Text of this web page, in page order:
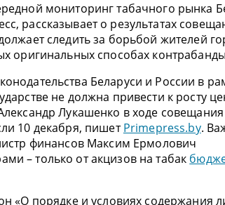
мониторинг табачного рынка
рассказывает о результатах
следить за борьбой жителей
оригинальных способах
Беларуси и России в
не должна привести к росту
Лукашенко в ходе
10 декабря, пишетPrimepress.by.
финансов Максим Ермолович
– только от акцизов на табак
«О порядке и условиях содержания